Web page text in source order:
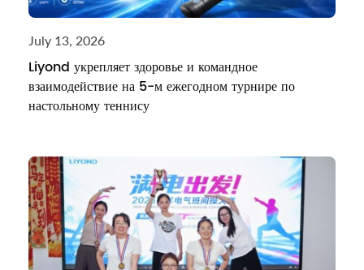
July 13, 2026
Liyond укрепляет здоровье и командное
взаимодействие на 5-м ежегодном турнире по
настольному теннису